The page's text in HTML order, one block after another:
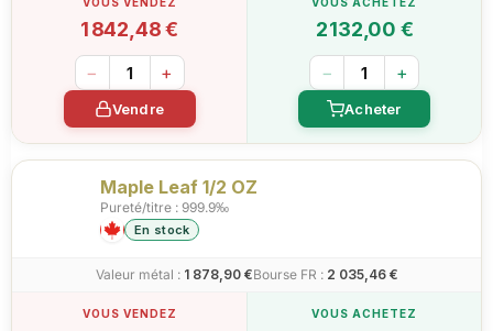
1 842,48 €
− +
Vendre
2 132,00 €
− +
Acheter
Maple Leaf 1/2 OZ
Pureté/titre : 999.9‰
En stock
Valeur métal : 1 878,90 €Bourse FR : 2 035,46 €